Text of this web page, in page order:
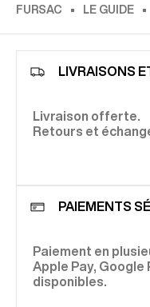
FURSAC LE GUIDE
LIVRAISONS
Livraison offerte.
Retours et
PAIEMENTS
Paiement en
Apple Pay, Google
disponibles.